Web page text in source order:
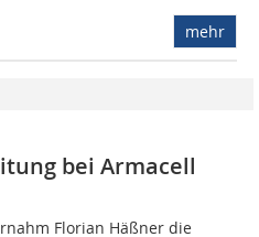
mehr
bei Armacell
Florian Häßner die